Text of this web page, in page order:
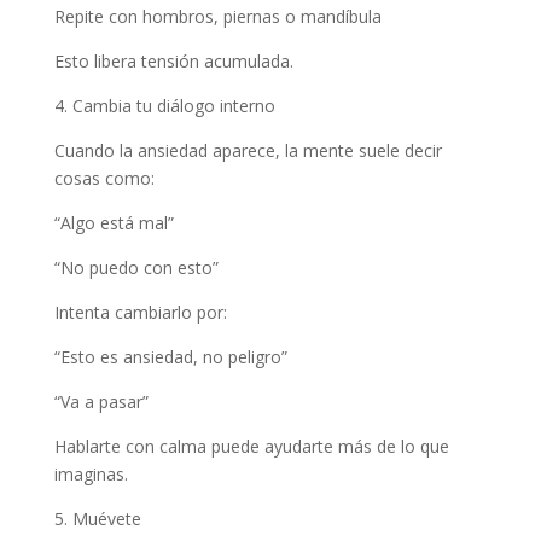
Repite con hombros, piernas o mandíbula
Esto libera tensión acumulada.
4. Cambia tu diálogo interno
Cuando la ansiedad aparece, la mente suele decir
cosas como:
“Algo está mal”
“No puedo con esto”
Intenta cambiarlo por:
“Esto es ansiedad, no peligro”
“Va a pasar”
Hablarte con calma puede ayudarte más de lo que
imaginas.
5. Muévete